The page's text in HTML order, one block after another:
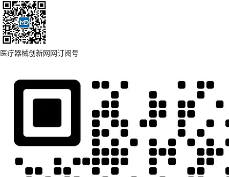
医疗器械创新网网订阅号